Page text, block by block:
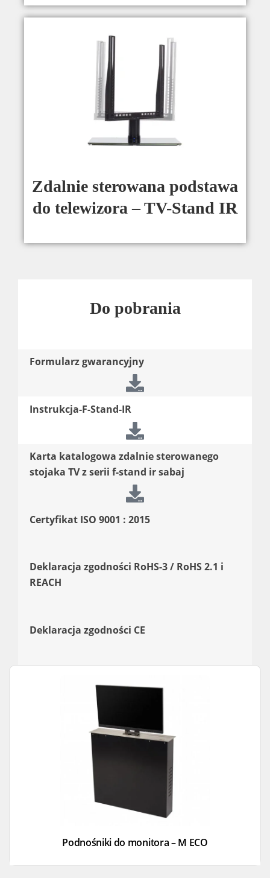
Zdalnie sterowana podstawa
do telewizora – TV-Stand IR
Do pobrania
Formularz gwarancyjny
Instrukcja-F-Stand-IR
Karta katalogowa zdalnie sterowanego
stojaka TV z serii f-stand ir sabaj
Certyfikat ISO 9001 : 2015
Deklaracja zgodności RoHS-3 / RoHS 2.1 i
REACH
Deklaracja zgodności CE
Podnośniki do monitora – M ECO